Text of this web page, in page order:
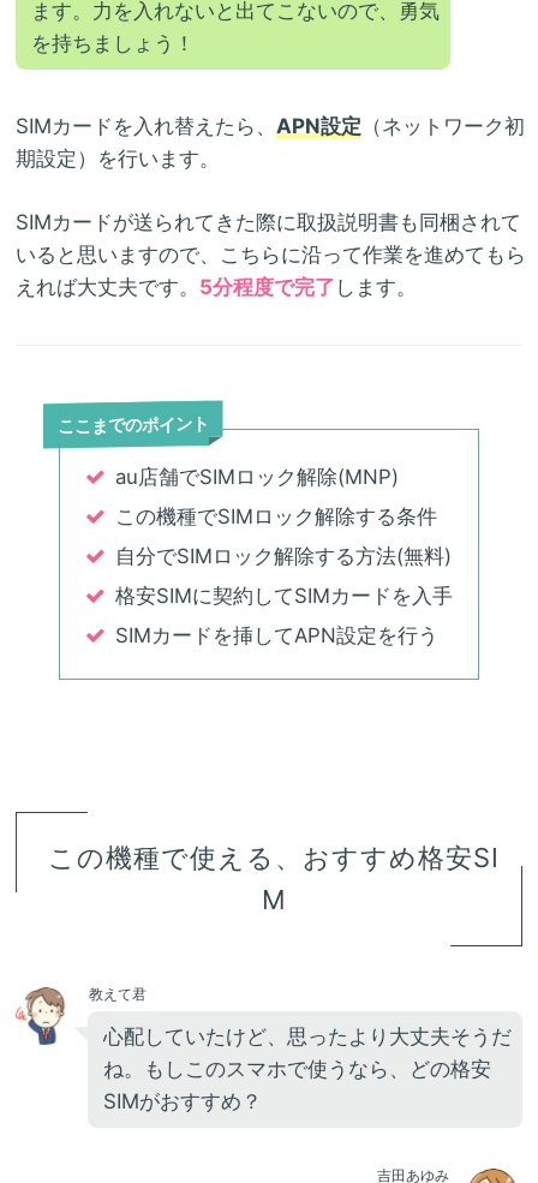
ます。力を入れないと出てこないので、勇気
を持ちましょう！
SIMカードを入れ替えたら、 APN設定 （ネットワーク初
期設定）を行います。
SIMカードが送られてきた際に取扱説明書も同梱されて
いると思いますので、こちらに沿って作業を進めてもら
えれば大丈夫です。 5分程度で完了 します。
ここまでのポイント
au店舗でSIMロック解除(MNP)
この機種でSIMロック解除する条件
自分でSIMロック解除する方法(無料)
格安SIMに契約してSIMカードを入手
SIMカードを挿してAPN設定を行う
この機種で使える、おすすめ格安SI
M
教えて君
心配していたけど、思ったより大丈夫そうだ
ね。もしこのスマホで使うなら、どの格安
SIMがおすすめ？
吉田あゆみ